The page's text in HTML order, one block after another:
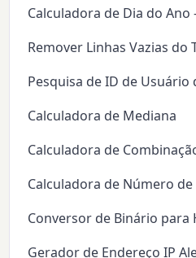
Calculadora de Dia do Ano
Remover Linhas Vazias do
Pesquisa de ID de Usuário
Calculadora de Mediana
Calculadora de
Calculadora de Número de
Conversor de Binário para
Gerador de Endereço IP